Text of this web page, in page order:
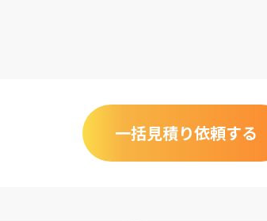
一括見積り依頼する